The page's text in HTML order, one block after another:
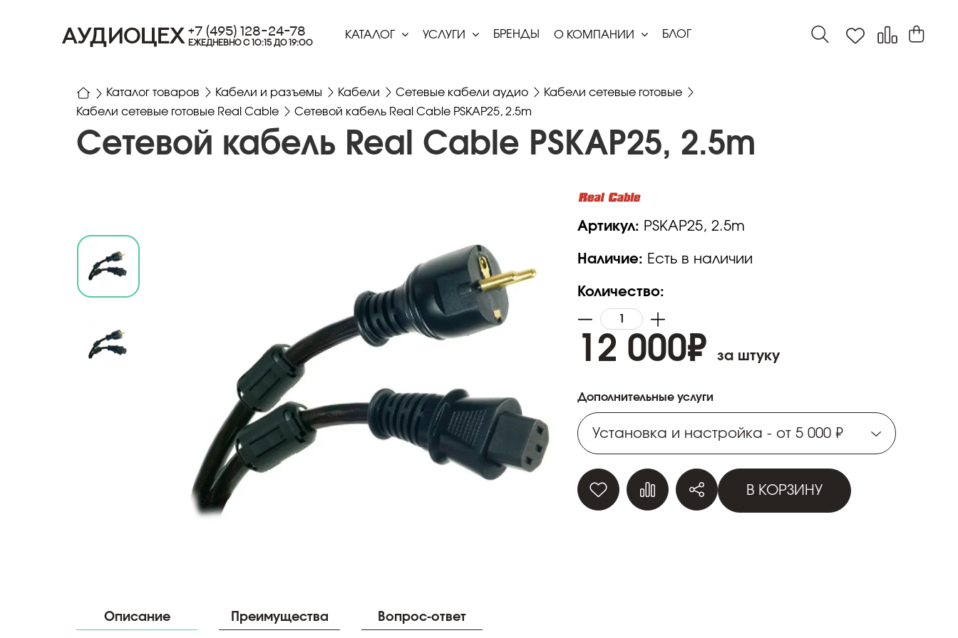
АУДИОЦЕХ +7 (495) 128-24-78
ЕЖЕДНЕВНО С 10:15 ДО 19:00
КАТАЛОГ УСЛУГИ БРЕНДЫ О КОМПАНИИ БЛОГ
Каталог товаров Кабели и разъемы Кабели Сетевые кабели аудио
Кабели сетевые готовые
Кабели сетевые готовые Real Cable
Сетевой кабель Real Cable PSKAP25, 2.5m
Сетевой кабель Real Cable PSKAP25, 2.5m
Описание Преимущества Вопрос-ответ
Артикул: PSKAP25, 2.5m
Наличие: Есть в наличии
Количество:
12 000₽ за штуку
Дополнительные услуги
Установка и настройка - от 5 000 ₽
Установка и настройка - от 5 000 ₽
Установка и настройка - от 5 000 ₽
В КОРЗИНУ